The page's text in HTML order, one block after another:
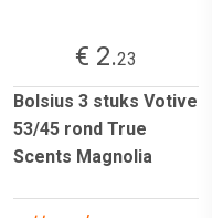
€ 2.23
Bolsius 3 stuks Votive
53/45 rond True
Scents Magnolia